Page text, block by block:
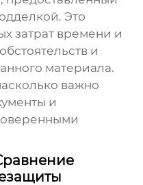
Это
затрат времени и
и
материала.
важно
и